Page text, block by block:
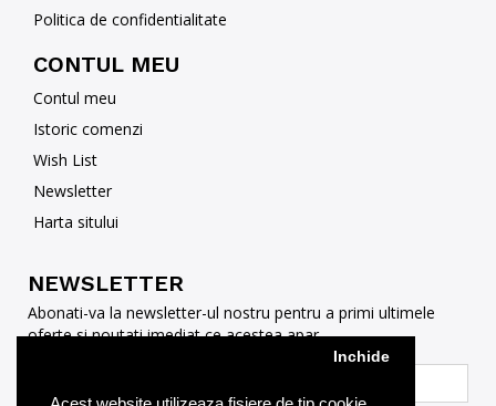
Inchide
Politica de confidentialitate
CONTUL MEU
Contul meu
Istoric comenzi
Wish List
Newsletter
Harta sitului
NEWSLETTER
Abonati-va la newsletter-ul nostru pentru a primi ultimele
oferte si noutati imediat ce acestea apar